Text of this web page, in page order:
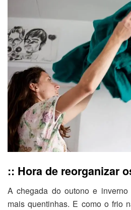
:: Hora de reorganizar
A chegada do outono e inverno
mais quentinhas. E como o frio